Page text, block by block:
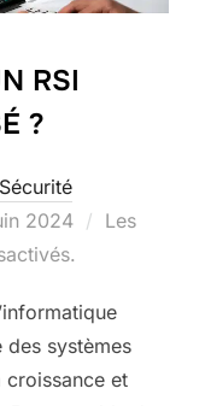
RSI
?
Sécurité
2024
Les
des systèmes
croissance et